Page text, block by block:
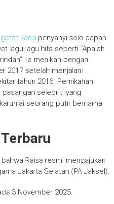
kaca penyanyi solo papan
lagu-lagu hits seperti “Apalah
Ia menikah dengan
2017 setelah menjalani
tahun 2016. Pernikahan
selebriti yang
seorang putri bernama
Raisa resmi mengajukan
Jakarta Selatan (PA Jaksel).
3 November 2025.